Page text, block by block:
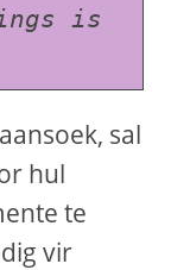
is
sal
hul
te
vir